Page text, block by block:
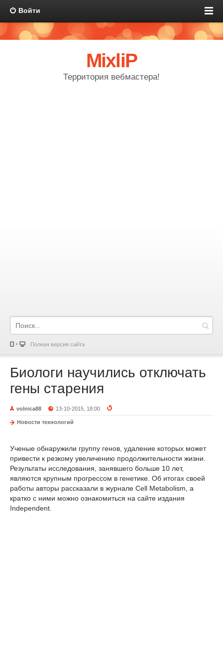
Войти
MixliP
Территория вебмастера!
Полная версия сайта
Биологи научились отключать
гены старения
volnica88 13-10-2015, 18:00
Новости технологий
Ученые обнаружили группу генов, удаление которых может
привести к резкому увеличению продолжительности жизни.
Результаты исследования, занявшего больше 10 лет,
являются крупным прогрессом в генетике. Об итогах своей
работы авторы рассказали в журнале Cell Metabolism, а
кратко с ними можно ознакомиться на сайте издания
Independent.